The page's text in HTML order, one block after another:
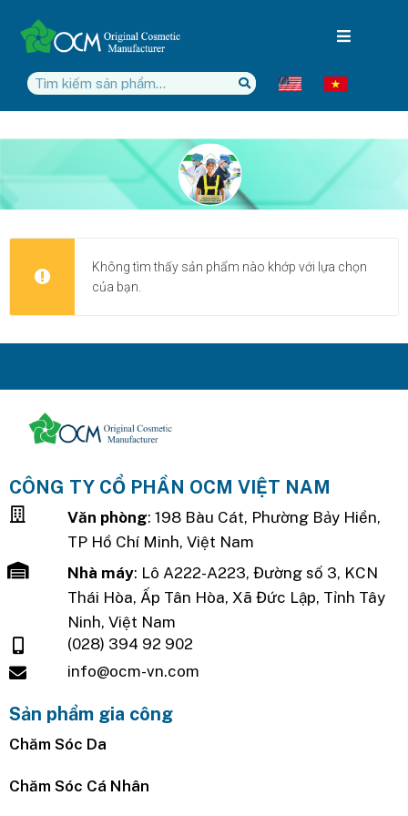
Không tìm thấy sản phẩm nào khớp với lựa chọn
của bạn.
CÔNG TY CỔ PHẦN OCM VIỆT NAM
Văn phòng: 198 Bàu Cát, Phường Bảy Hiền,
TP Hồ Chí Minh, Việt Nam
Nhà máy: Lô A222-A223, Đường số 3, KCN
Thái Hòa, Ấp Tân Hòa, Xã Đức Lập, Tỉnh Tây
Ninh, Việt Nam
(028) 394 92 902
info@ocm-vn.com
Sản phẩm gia công
Chăm Sóc Da
Chăm Sóc Cá Nhân